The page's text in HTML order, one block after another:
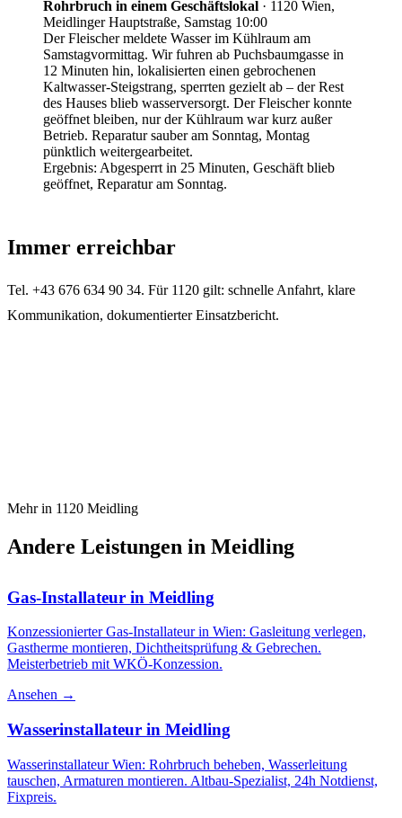
Rohrbruch in einem Geschäftslokal · 1120 Wien,
Meidlinger Hauptstraße, Samstag 10:00
Der Fleischer meldete Wasser im Kühlraum am
Samstagvormittag. Wir fuhren ab Puchsbaumgasse in
12 Minuten hin, lokalisierten einen gebrochenen
Kaltwasser-Steigstrang, sperrten gezielt ab – der Rest
des Hauses blieb wasserversorgt. Der Fleischer konnte
geöffnet bleiben, nur der Kühlraum war kurz außer
Betrieb. Reparatur sauber am Sonntag, Montag
pünktlich weitergearbeitet.
Ergebnis: Abgesperrt in 25 Minuten, Geschäft blieb
geöffnet, Reparatur am Sonntag.
Immer erreichbar
Tel. +43 676 634 90 34. Für 1120 gilt: schnelle Anfahrt, klare
Kommunikation, dokumentierter Einsatzbericht.
Mehr in 1120 Meidling
Andere Leistungen in Meidling
Gas-Installateur in Meidling
Konzessionierter Gas-Installateur in Wien: Gasleitung verlegen,
Gastherme montieren, Dichtheitsprüfung & Gebrechen.
Meisterbetrieb mit WKÖ-Konzession.
Ansehen →
Wasserinstallateur in Meidling
Wasserinstallateur Wien: Rohrbruch beheben, Wasserleitung
tauschen, Armaturen montieren. Altbau-Spezialist, 24h Notdienst,
Fixpreis.